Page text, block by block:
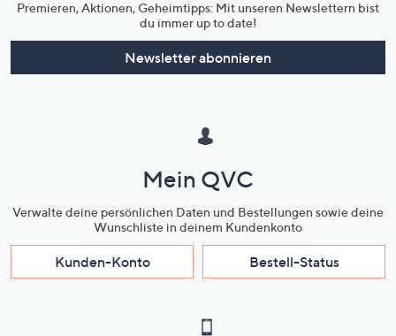
Premieren, Aktionen, Geheimtipps: Mit unseren Newslettern bist
du immer up to date!
Newsletter abonnieren
Mein QVC
Verwalte deine persönlichen Daten und Bestellungen sowie deine
Wunschliste in deinem Kundenkonto
Kunden-Konto Bestell-Status